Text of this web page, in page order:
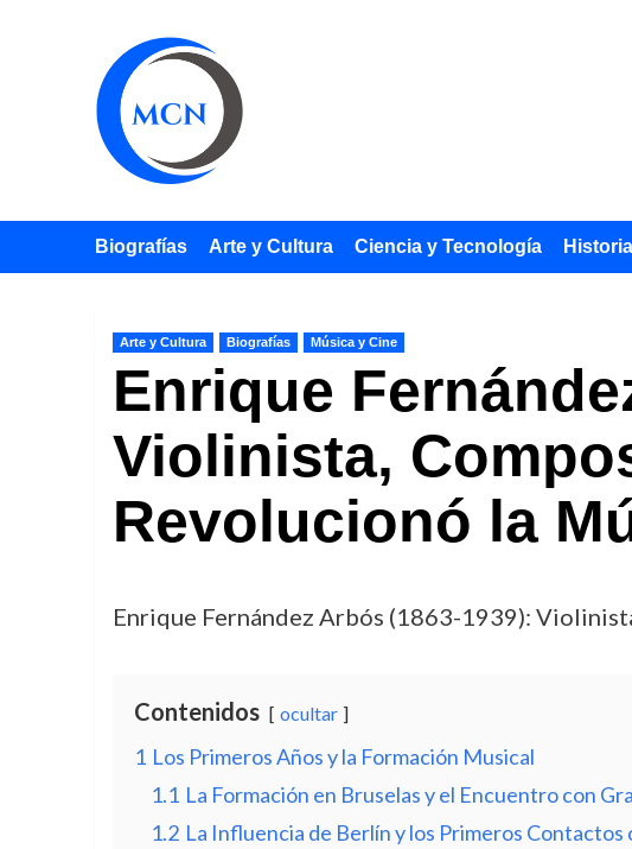
Biografías Arte y Cultura Ciencia y Tecnología
Arte y Cultura Biografías Música y Cine
Enrique
Violinista,
Revolucionó la
Enrique Fernández Arbós (1863-1939):
Contenidos ocultar
1 Los Primeros Años y la Formación Musical
1.1 La Formación en Bruselas y el Encuentro con
1.2 La Influencia de Berlín y los Primeros Contactos